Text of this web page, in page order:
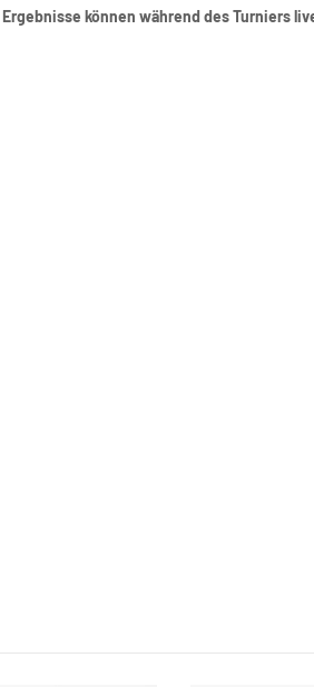
Ergebnisse können während des Turniers